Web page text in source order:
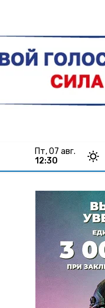
пт, 07 авг.
12:30